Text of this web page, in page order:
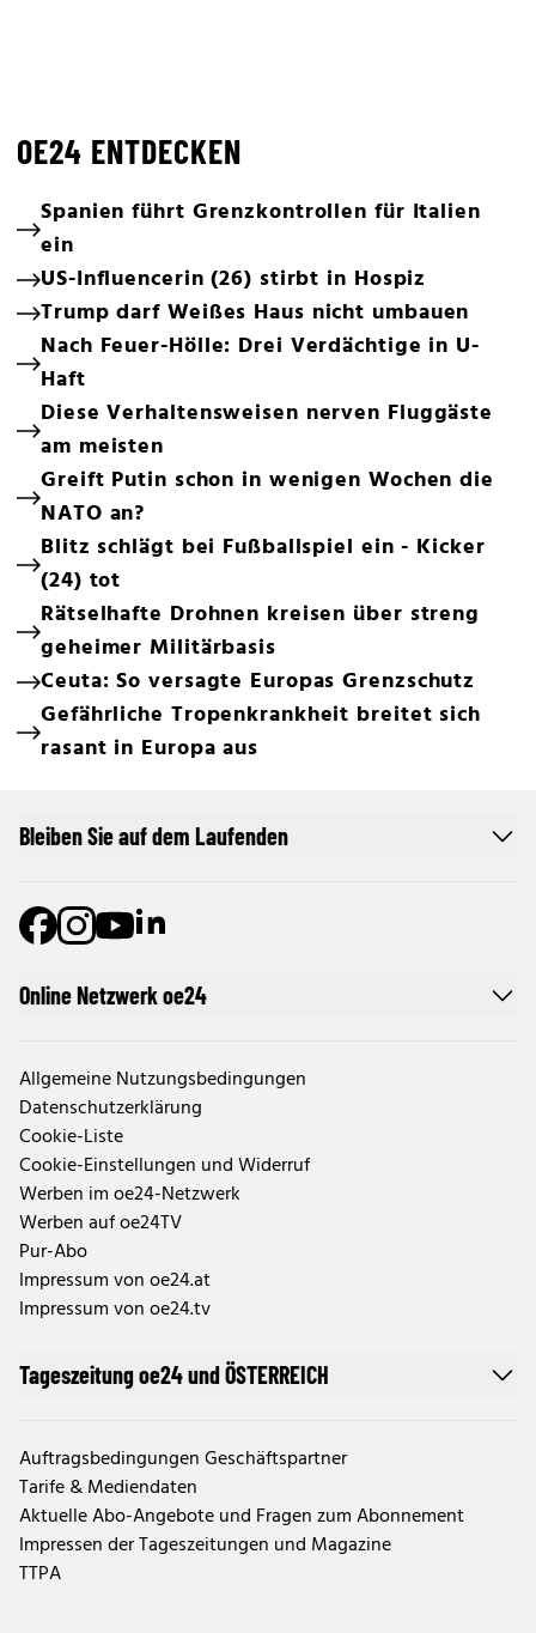
OE24 ENTDECKEN
Spanien führt Grenzkontrollen für Italien
ein
US-Influencerin (26) stirbt in Hospiz
Trump darf Weißes Haus nicht umbauen
Nach Feuer-Hölle: Drei Verdächtige in U-
Haft
Diese Verhaltensweisen nerven Fluggäste
am meisten
Greift Putin schon in wenigen Wochen die
NATO an?
Blitz schlägt bei Fußballspiel ein - Kicker
(24) tot
Rätselhafte Drohnen kreisen über streng
geheimer Militärbasis
Ceuta: So versagte Europas Grenzschutz
Gefährliche Tropenkrankheit breitet sich
rasant in Europa aus
Online Netzwerk oe24
Allgemeine Nutzungsbedingungen
Datenschutzerklärung
Cookie-Liste
Cookie-Einstellungen und Widerruf
Werben im oe24-Netzwerk
Werben auf oe24TV
Pur-Abo
Impressum von oe24.at
Impressum von oe24.tv
Tageszeitung oe24 und ÖSTERREICH
Auftragsbedingungen Geschäftspartner
Tarife & Mediendaten
Aktuelle Abo-Angebote und Fragen zum Abonnement
Impressen der Tageszeitungen und Magazine
TTPA
Bleiben Sie auf dem Laufenden